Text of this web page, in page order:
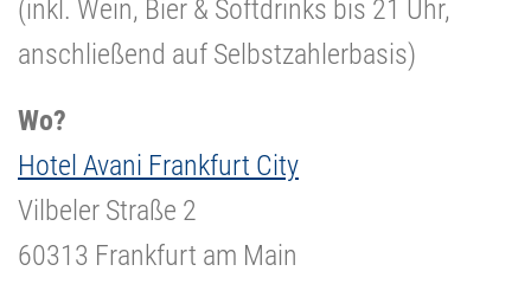
(inkl. Wein, Bier & Softdrinks bis 21 Uhr,
anschließend auf Selbstzahlerbasis)
Wo?
Hotel Avani Frankfurt City
Vilbeler Straße 2
60313 Frankfurt am Main